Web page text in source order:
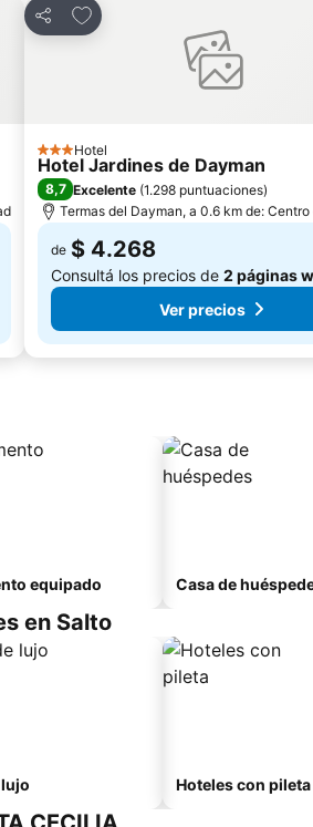
Compartir
Añadir a favoritos
3 Estrellas
Hotel
Hotel Jardines de Dayman
8,7 Excelente (1.298 puntuaciones)
Termas del Dayman, a 0.6 km de:
de $ 4.268
Consultá los precios de 2 páginas
Ver precios
equipado Casa de
en Salto
Hoteles con pileta